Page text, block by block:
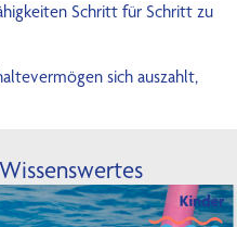
Schritt für Schritt zu
sich auszahlt,